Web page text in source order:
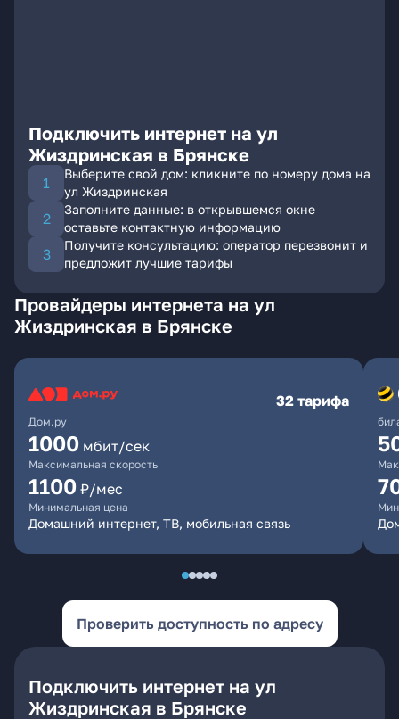
Подключить интернет на ул
Жиздринская в Брянске
Выберите свой дом: кликните по номеру дома на
ул Жиздринская
Заполните данные: в открывшемся окне
оставьте контактную информацию
Получите консультацию: оператор перезвонит и
предложит лучшие тарифы
Провайдеры интернета на ул
Жиздринская в Брянске
Дом.ру
32 тарифа
1000 мбит/сек
Максимальная скорость
1100 ₽/мес
Минимальная цена
Домашний интернет, ТВ, мобильная связь
Проверить доступность по адресу
Подключить интернет на ул
Жиздринская в Брянске